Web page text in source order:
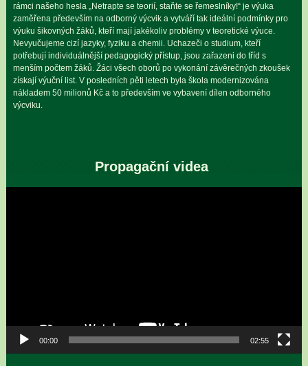
rámci našeho hesla „Netrapte se teorií, staňte se řemeslníky!“ je výuka
zaměřena především na odborný výcvik a vytváří tak ideální podmínky pro
výuku šikovných žáků, kteří mají jakékoliv problémy v teoretické výuce.
Nevyučujeme cizí jazyky, fyziku a chemii. Uchazeči o studium, kteří
potřebují individuálnější pedagogický přístup, jsou zařazeni do tříd s
menším počtem žáků. Žáci všech oborů po vykonání závěrečných zkoušek
získají výuční list. V posledních pěti letech byla škola modernizována
nákladem 50 milionů Kč a to především ve vybavení dílen odborného
výcviku.
Propagační videa
00:00 02:55